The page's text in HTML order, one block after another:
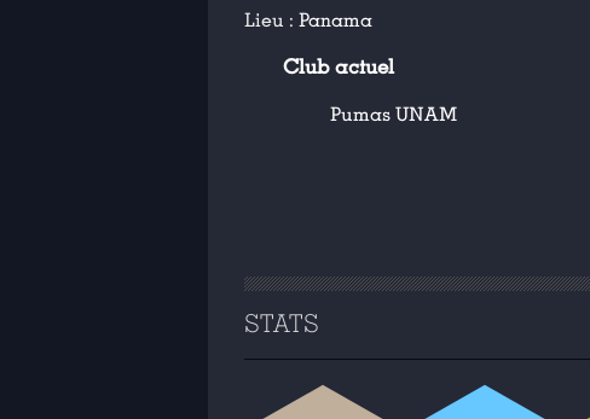
Lieu : Panama
Club actuel
Pumas UNAM
STATS